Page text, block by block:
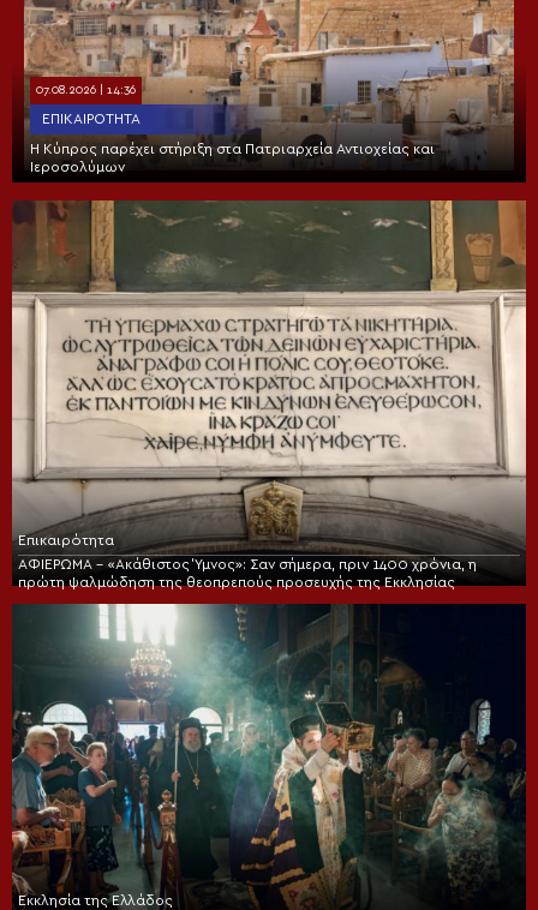
07.08.2026 | 14:36
ΕΠΙΚΑΙΡΌΤΗΤΑ
Η Κύπρος παρέχει στήριξη στα Πατριαρχεία Αντιοχείας και
Ιεροσολύμων
Επικαιρότητα
ΑΦΙΕΡΩΜΑ – «Ακάθιστος Ύμνος»: Σαν σήμερα, πριν 1400 χρόνια, η
πρώτη ψαλμώδηση της θεοπρεπούς προσευχής της Εκκλησίας
Εκκλησία της Ελλάδος